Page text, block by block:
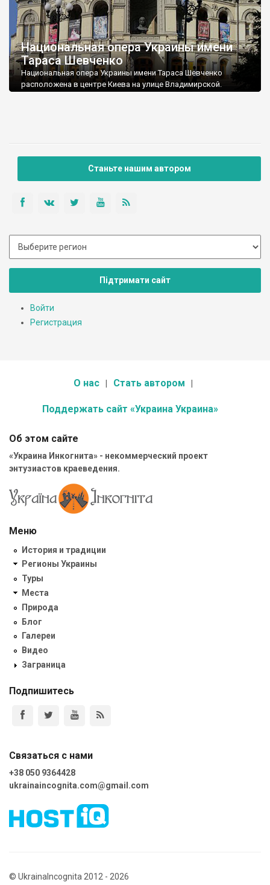
Национальная опера Украины имени
Тараса Шевченко
Национальная опера Украины имени Тараса Шевченко
расположена в центре Киева на улице Владимирской.
Станьте нашим автором
Підтримати сайт
Войти
Регистрация
О нас Стать автором
Поддержать сайт «Украина Украина»
Об этом сайте
«Украина Инкогнита» - некоммерческий проект
энтузиастов краеведения.
Меню
История и традиции
Регионы Украины
Туры
Места
Природа
Блог
Галереи
Видео
Заграница
Подпишитесь
Связаться с нами
+38 050 9364428
ukrainaincognita.com@gmail.com
© UkrainaIncognita 2012 - 2026